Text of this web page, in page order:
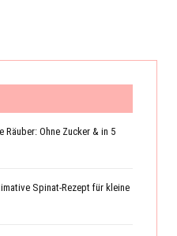
Ohne Zucker & in 5
Spinat-Rezept für kleine